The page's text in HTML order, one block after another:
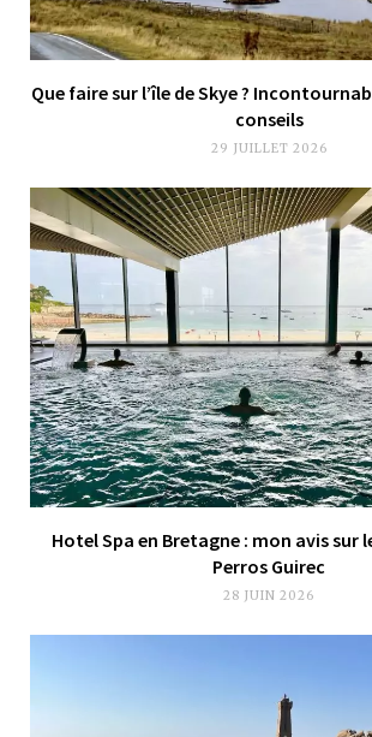
Que faire sur l’île de Skye ?
conseils
29 JUILLET 2026
Hotel Spa en Bretagne : mon avis sur
Perros Guirec
28 JUIN 2026